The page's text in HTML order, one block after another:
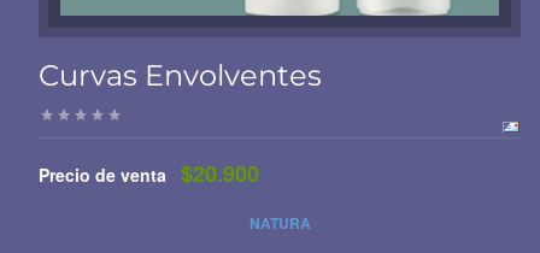
Curvas Envolventes
Precio de venta $20.900
NATURA